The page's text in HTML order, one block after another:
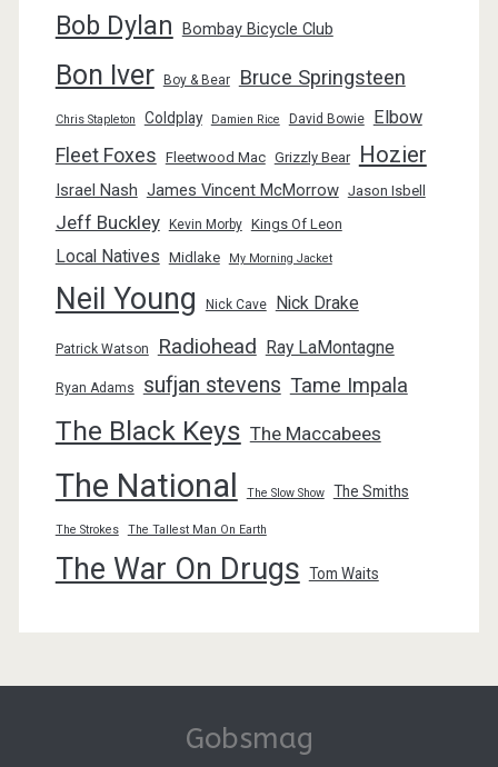
Bob Dylan Bombay Bicycle Club
Bon Iver Boy & Bear Bruce Springsteen
Chris Stapleton Coldplay Damien Rice David Bowie Elbow
Fleet Foxes Fleetwood Mac Grizzly Bear Hozier
Israel Nash James Vincent McMorrow Jason Isbell
Jeff Buckley Kevin Morby Kings Of Leon
Local Natives Midlake My Morning Jacket
Neil Young Nick Cave Nick Drake
Patrick Watson Radiohead Ray LaMontagne
Ryan Adams sufjan stevens Tame Impala
The Black Keys The Maccabees
The National The Slow Show The Smiths
The Strokes The Tallest Man On Earth
The War On Drugs Tom Waits
Gobsmag